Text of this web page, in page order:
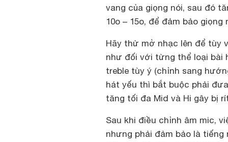
vang của giọng nói, sau đó
10o – 15o, để đảm bảo
Hãy thử mở nhạc lên để tùy
như đối với từng thể loại bài
treble tùy ý (chỉnh sang
hát yếu thì bắt buộc phải
tăng tối đa Mid và Hi gây bị
Sau khi điều chỉnh âm mic,
nhưng phải đảm bảo là